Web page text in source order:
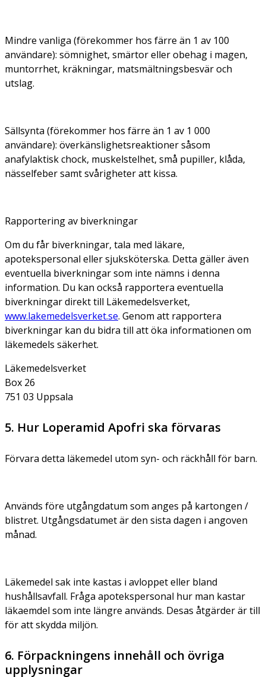
Mindre vanliga (förekommer hos färre än 1 av 100
användare): sömnighet, smärtor eller obehag i magen,
muntorrhet, kräkningar, matsmältningsbesvär och
utslag.
Sällsynta (förekommer hos färre än 1 av 1 000
användare): överkänslighetsreaktioner såsom
anafylaktisk chock, muskelstelhet, små pupiller, klåda,
nässelfeber samt svårigheter att kissa.
Rapportering av biverkningar
Om du får biverkningar, tala med läkare,
apotekspersonal eller sjuksköterska. Detta gäller även
eventuella biverkningar som inte nämns i denna
information. Du kan också rapportera eventuella
biverkningar direkt till Läkemedelsverket,
www.lakemedelsverket.se. Genom att rapportera
biverkningar kan du bidra till att öka informationen om
läkemedels säkerhet.
Läkemedelsverket
Box 26
751 03 Uppsala
5. Hur Loperamid Apofri ska förvaras
Förvara detta läkemedel utom syn- och räckhåll för barn.
Används före utgångdatum som anges på kartongen /
blistret. Utgångsdatumet är den sista dagen i angoven
månad.
Läkemedel sak inte kastas i avloppet eller bland
hushållsavfall. Fråga apotekspersonal hur man kastar
läkaemdel som inte längre används. Desas åtgärder är till
för att skydda miljön.
6. Förpackningens innehåll och övriga
upplysningar